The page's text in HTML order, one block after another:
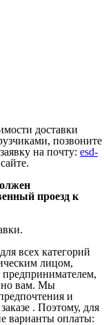
доставки
позвоните
на почту: esd-
проезд к
всех категорий
лицом,
вам. Мы
и
. Поэтому, для
варианты оплаты: